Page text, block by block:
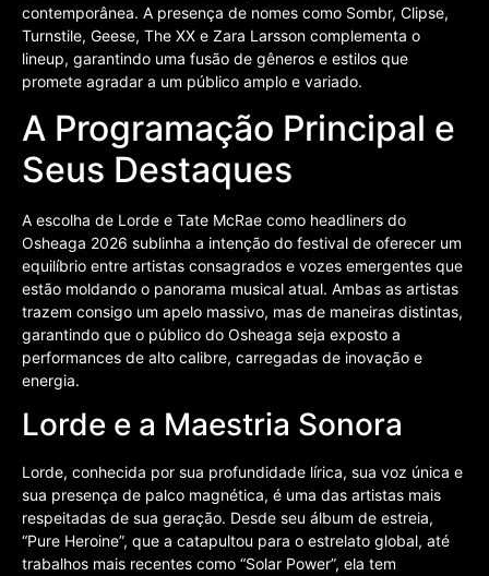
contemporânea. A presença de nomes como Sombr, Clipse,
Turnstile, Geese, The XX e Zara Larsson complementa o
lineup, garantindo uma fusão de gêneros e estilos que
promete agradar a um público amplo e variado.
A Programação Principal e
Seus Destaques
A escolha de Lorde e Tate McRae como headliners do
Osheaga 2026 sublinha a intenção do festival de oferecer um
equilíbrio entre artistas consagrados e vozes emergentes que
estão moldando o panorama musical atual. Ambas as artistas
trazem consigo um apelo massivo, mas de maneiras distintas,
garantindo que o público do Osheaga seja exposto a
performances de alto calibre, carregadas de inovação e
energia.
Lorde e a Maestria Sonora
Lorde, conhecida por sua profundidade lírica, sua voz única e
sua presença de palco magnética, é uma das artistas mais
respeitadas de sua geração. Desde seu álbum de estreia,
“Pure Heroine”, que a catapultou para o estrelato global, até
trabalhos mais recentes como “Solar Power”, ela tem